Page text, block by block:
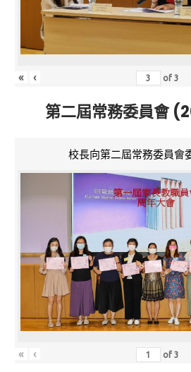
« ‹ of3
第二屆常務委員會
校長向第二屆常務委員會
« ‹ of3